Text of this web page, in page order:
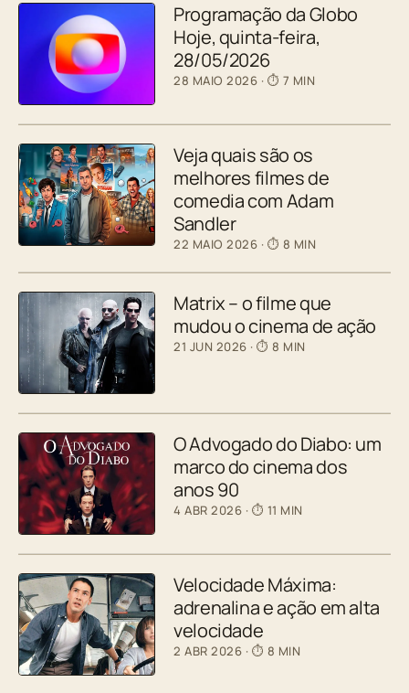
Programação da Globo
Hoje, quinta-feira,
28/05/2026
28 MAIO 2026 · ⏱ 7 MIN
Veja quais são os
melhores filmes de
comedia com Adam
Sandler
22 MAIO 2026 · ⏱ 8 MIN
Matrix – o filme que
mudou o cinema de ação
21 JUN 2026 · ⏱ 8 MIN
O Advogado do Diabo: um
marco do cinema dos
anos 90
4 ABR 2026 · ⏱ 11 MIN
Velocidade Máxima:
adrenalina e ação em alta
velocidade
2 ABR 2026 · ⏱ 8 MIN